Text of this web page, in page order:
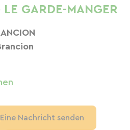
GARDE-MANGER
Eine Nachricht senden